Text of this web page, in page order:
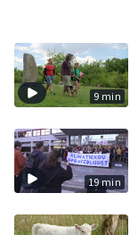
9 min
19 min